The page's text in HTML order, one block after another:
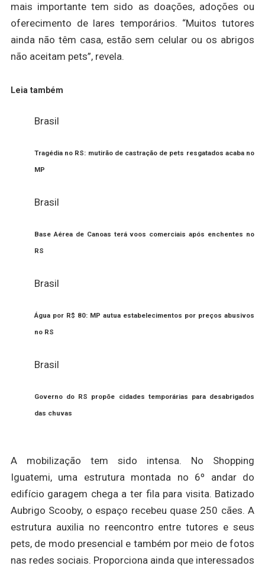
mais importante tem sido as doações, adoções ou
oferecimento de lares temporários. “Muitos tutores
ainda não têm casa, estão sem celular ou os abrigos
não aceitam pets”, revela.
Leia também
Brasil
Tragédia no RS: mutirão de castração de pets resgatados acaba no
MP
Brasil
Base Aérea de Canoas terá voos comerciais após enchentes no
RS
Brasil
Água por R$ 80: MP autua estabelecimentos por preços abusivos
no RS
Brasil
Governo do RS propõe cidades temporárias para desabrigados
das chuvas
A mobilização tem sido intensa. No Shopping
Iguatemi, uma estrutura montada no 6º andar do
edifício garagem chega a ter fila para visita. Batizado
Aubrigo Scooby, o espaço recebeu quase 250 cães. A
estrutura auxilia no reencontro entre tutores e seus
pets, de modo presencial e também por meio de fotos
nas redes sociais. Proporciona ainda que interessados